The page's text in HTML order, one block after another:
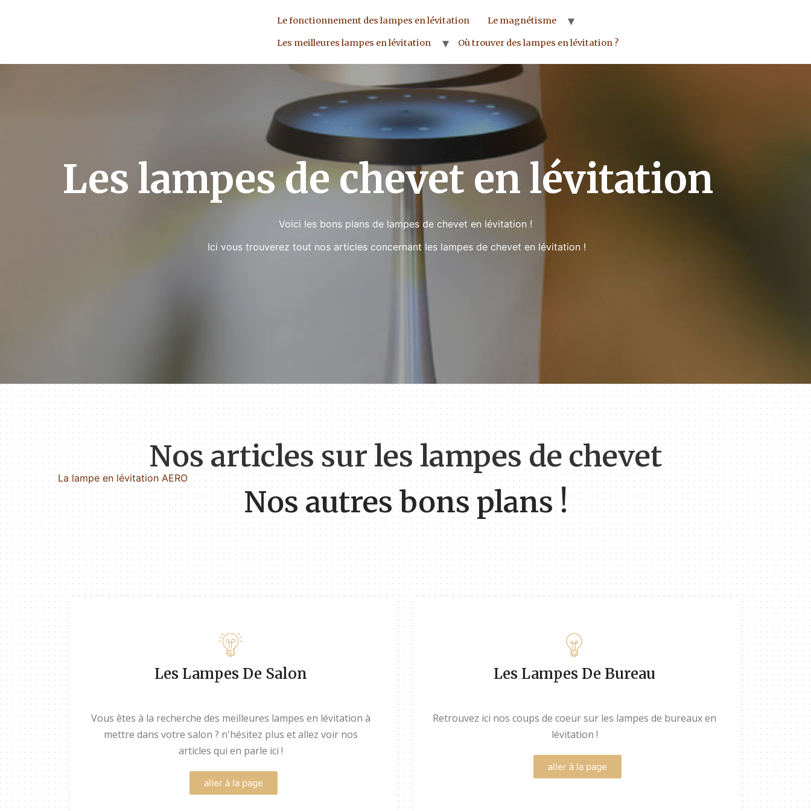
Le fonctionnement des lampes en lévitation Le magnétisme
Les meilleures lampes en lévitation Où trouver des lampes en lévitation ?
Les lampes de chevet en lévitation
Voici les bons plans de lampes de chevet en lévitation !
Ici vous trouverez tout nos articles concernant les lampes de chevet en lévitation !
Nos articles sur les lampes de chevet
La lampe en lévitation AERO
Nos autres bons plans !
Les Lampes De Salon
Vous êtes à la recherche des meilleures lampes en lévitation à
mettre dans votre salon ? n'hésitez plus et allez voir nos
articles qui en parle ici !
aller à la page
Les Lampes De Bureau
Retrouvez ici nos coups de coeur sur les lampes de bureaux en
lévitation !
aller à la page